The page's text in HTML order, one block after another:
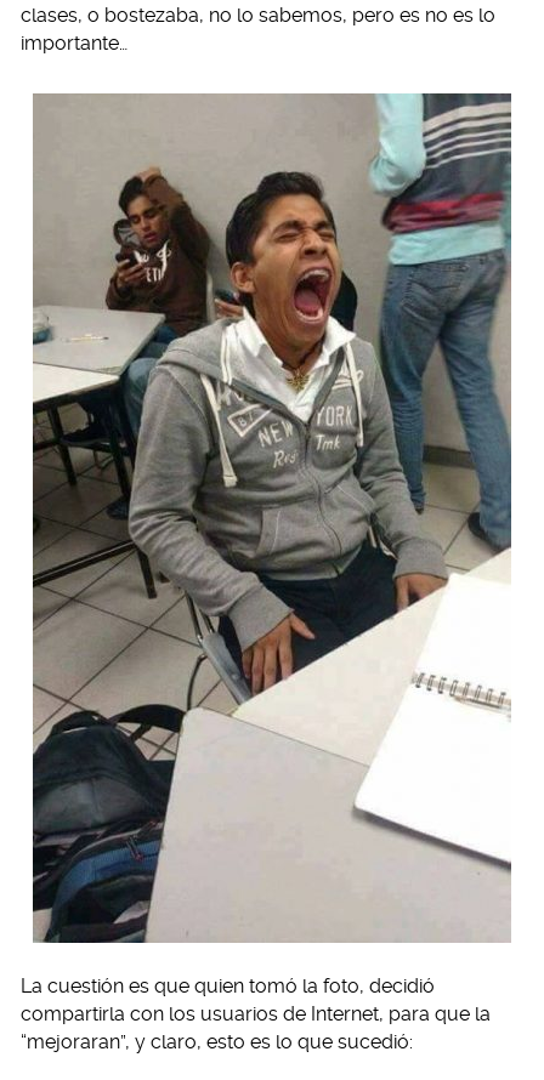
clases, o bostezaba, no lo sabemos, pero es no es lo
importante…
La cuestión es que quien tomó la foto, decidió
compartirla con los usuarios de Internet, para que la
“mejoraran”, y claro, esto es lo que sucedió: